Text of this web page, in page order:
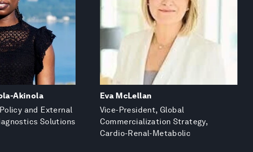
Akinola
and External
Solutions
Eva McLellan
Vice-President, Global
Commercialization Strategy,
Cardio-Renal-Metabolic